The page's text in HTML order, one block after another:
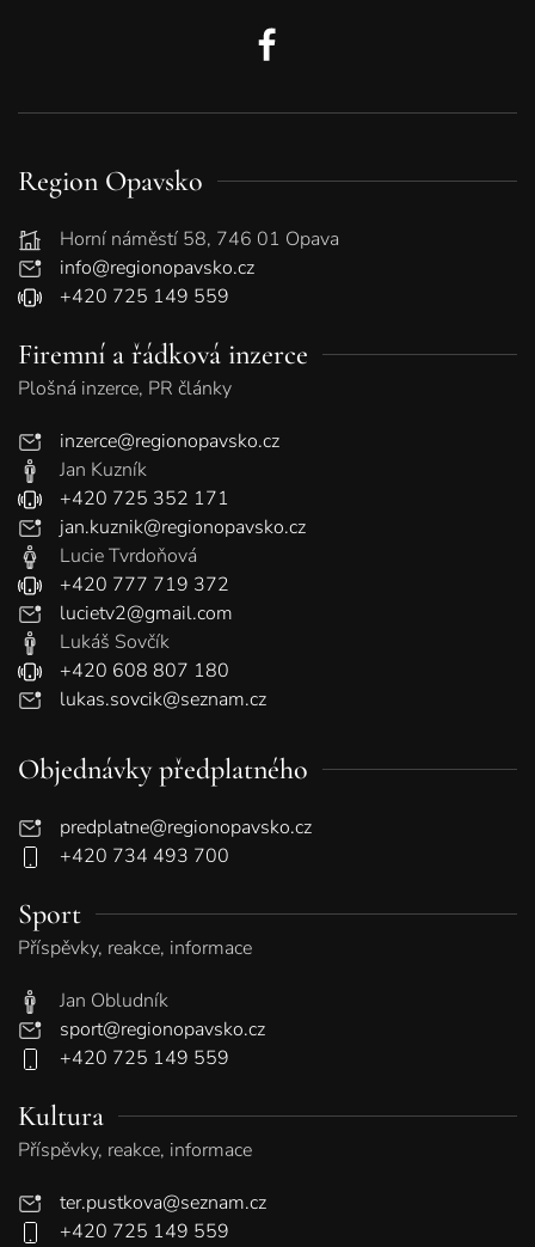
Region Opavsko
Horní náměstí 58, 746 01 Opava
info@regionopavsko.cz
+420 725 149 559
Firemní a řádková inzerce
Plošná inzerce, PR články
inzerce@regionopavsko.cz
Jan Kuzník
+420 725 352 171
jan.kuznik@regionopavsko.cz
Lucie Tvrdoňová
+420 777 719 372
lucietv2@gmail.com
Lukáš Sovčík
+420 608 807 180
lukas.sovcik@seznam.cz
Objednávky předplatného
predplatne@regionopavsko.cz
+420 734 493 700
Sport
Příspěvky, reakce, informace
Jan Obludník
sport@regionopavsko.cz
+420 725 149 559
Kultura
Příspěvky, reakce, informace
ter.pustkova@seznam.cz
+420 725 149 559